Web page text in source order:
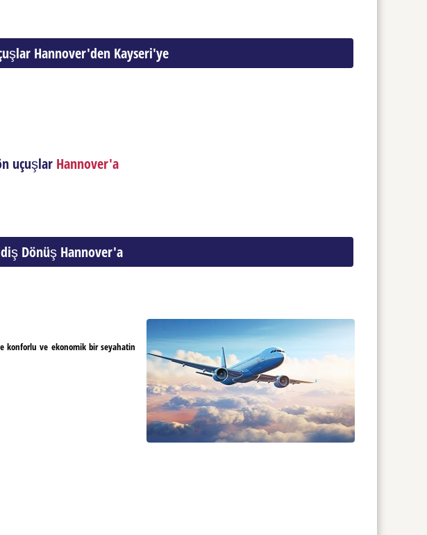
Hannover'den Kayseri'ye
uçuşlar Hannover'a
Dönüş Hannover'a
konforlu ve ekonomik bir seyahatin